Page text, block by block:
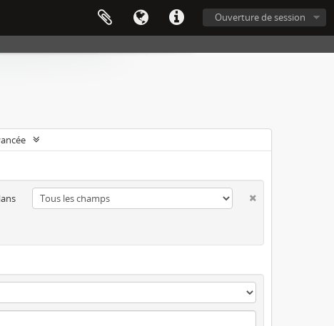
Ouverture de session